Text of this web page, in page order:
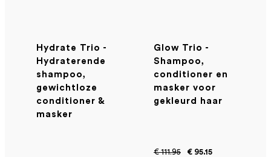
Hydrate Trio -
Hydraterende
shampoo,
gewichtloze
conditioner &
masker
Glow Trio -
Shampoo,
conditioner en
masker voor
gekleurd haar
€ 111.95 € 95.15